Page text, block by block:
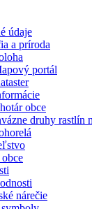
údaje
a príroda
portál
obce
druhy rastlín
nárečie